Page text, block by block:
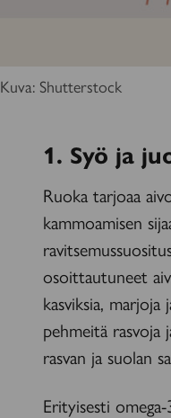
Kuva: Shutterstock
1. Syö ja
Ruoka tarjoaa
kammoamisen
osoittautuneet
kasviksia,
pehmeitä rasvoja
rasvan ja suolan
Erityisesti